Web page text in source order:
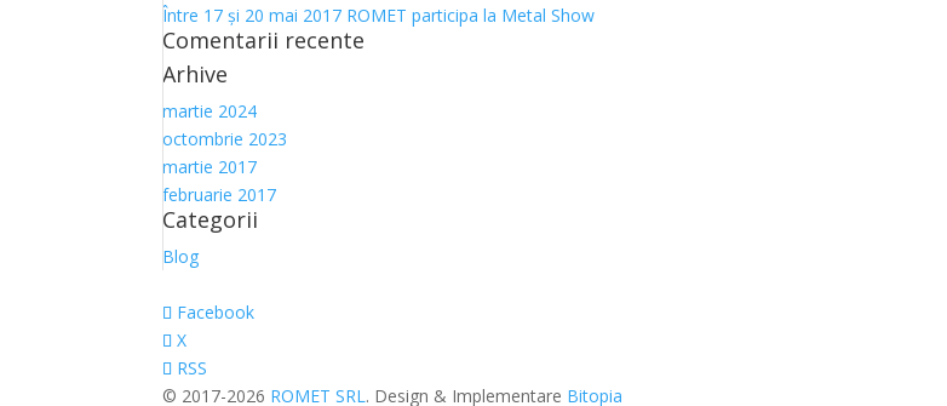
Între 17 şi 20 mai 2017 ROMET participa la Metal Show
Comentarii recente
Arhive
martie 2024
octombrie 2023
martie 2017
februarie 2017
Categorii
Blog
Facebook
X
RSS
© 2017-2026 ROMET SRL. Design & Implementare Bitopia